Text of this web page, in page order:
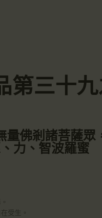
第三十九
佛剎諸菩薩眾
力、智波羅蜜
受生。